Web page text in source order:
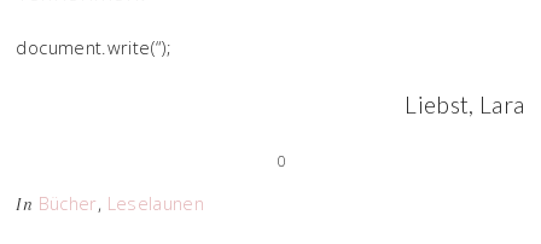
document.write(“);
Liebst, Lara
0
In Bücher, Leselaunen